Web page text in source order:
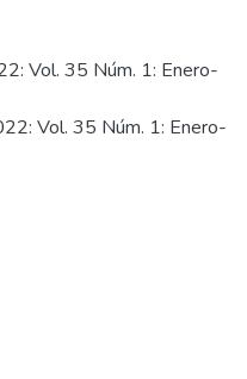
Vol. 35 Núm. 1: Enero-
Vol. 35 Núm. 1: Enero-